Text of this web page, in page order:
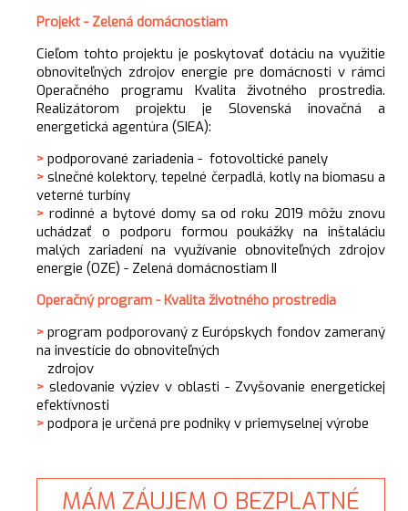
Projekt - Zelená domácnostiam
Cieľom tohto projektu je poskytovať dotáciu na využitie
obnoviteľných zdrojov energie pre domácnosti v rámci
Operačného programu Kvalita životného prostredia.
Realizátorom projektu je Slovenská inovačná a
energetická agentúra (SIEA):
> podporované zariadenia - fotovoltické panely
> slnečné kolektory, tepelné čerpadlá, kotly na biomasu a
veterné turbíny
> rodinné a bytové domy sa od roku 2019 môžu znovu
uchádzať o podporu formou poukážky na inštaláciu
malých zariadení na využívanie obnoviteľných zdrojov
energie (OZE) - Zelená domácnostiam II
Operačný program - Kvalita životného prostredia
> program podporovaný z Európskych fondov zameraný
na investície do obnoviteľných
zdrojov
> sledovanie výziev v oblasti - Zvyšovanie energetickej
efektívnosti
> podpora je určená pre podniky v priemyselnej výrobe
MÁM ZÁUJEM O BEZPLATNÉ